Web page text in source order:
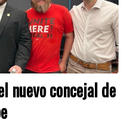
nuevo concejal de